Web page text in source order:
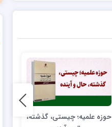
حوزه علمیه؛ چیستی، گذشته،